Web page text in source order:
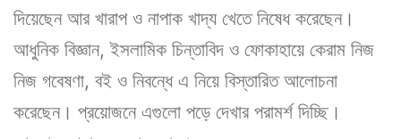
দিয়েছেন আর খারাপ ও নাপাক খাদ্য খেতে নিষেধ করেছেন।
আধুনিক বিজ্ঞান, ইসলামিক চিন্তাবিদ ও ফোকাহায়ে কেরাম নিজ
নিজ গবেষণা, বই ও নিবন্ধে এ নিয়ে বিস্তারিত আলোচনা
করেছেন। প্রয়োজনে এগুলো পড়ে দেখার পরামর্শ দিচ্ছি।